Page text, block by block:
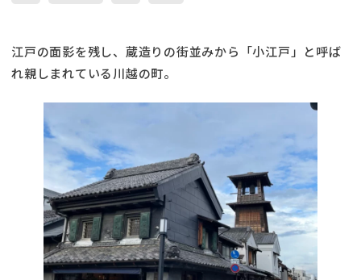
江戸の面影を残し、蔵造りの街並みから「小江戸」と呼ば
れ親しまれている川越の町。